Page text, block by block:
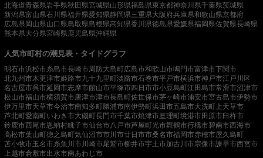
北海道青森県岩手県秋田県宮城県山形県福島県東京都神奈川県千葉県茨城県
新潟県富山県石川県福井県愛知県静岡県三重県大阪府兵庫県和歌山県京都府
広島県岡山県山口県鳥取県島根県高知県香川県徳島県愛媛県福岡県佐賀県長崎県
熊本県大分県宮崎県 鹿児島県沖縄県
人気市町村の潮見表・タイドグラフ
明石市浜松市糸島市長崎市周防大島町広島市和歌山市鳴門市富津市下関市
北九州市木更津市姫路市九十九里町淡路市石巻市平戸市横浜市神戸市江戸川区
名古屋市呉市延岡市志摩市館山市平塚市四日市市小豆島町江田島市常滑市沼津市
松山市福山市横須賀市唐津市津市長島町佐世保市茅ヶ崎市浦安市宮古島市伊勢市
伊万里市天草市今治市南知多町勝浦市南伊勢町浜田市五島市大洗町 上天草市
芦北町愛南町いわき市大磯町長門市千葉市焼津市亘理町境港市田原市臼杵市
鈴鹿市西尾市恩納村銚子市仙台市八戸市芦屋町光市舞鶴市行橋市碧南市西海市
高松市葉山町徳之島町気仙沼市市川市廿日市市桑名市福岡市赤穂市屋久島町
苫小牧市玉名市糸魚川市 川崎市尾鷲市柳井市宇土市加古川市宗像市諫早市西宮市
上越市倉敷市出水市南あわじ市